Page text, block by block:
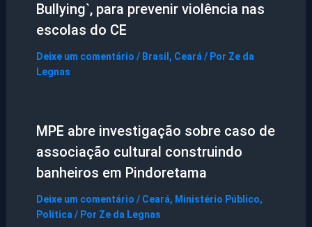
Bullying`, para prevenir violência nas
escolas do CE
Deixe um comentário / Brasil , Ceará/ Por Ze da
Legnas
MPE abre investigação sobre caso de
associação cultural construindo
banheiros em Pindoretama
Deixe um comentário / Ceará, Ministério Público,
Política/ Por Ze da Legnas